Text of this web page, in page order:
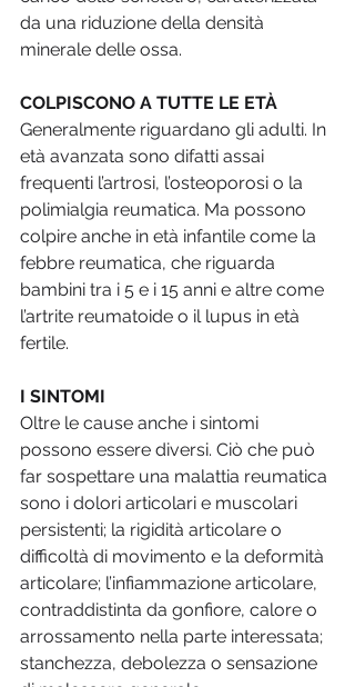
da una riduzione della densità
minerale delle ossa.
COLPISCONO A TUTTE LE ETÀ
Generalmente riguardano gli adulti. In
età avanzata sono difatti assai
frequenti l’artrosi, l’osteoporosi o la
polimialgia reumatica. Ma possono
colpire anche in età infantile come la
febbre reumatica, che riguarda
bambini tra i 5 e i 15 anni e altre come
l’artrite reumatoide o il lupus in età
fertile.
I SINTOMI
Oltre le cause anche i sintomi
possono essere diversi. Ciò che può
far sospettare una malattia reumatica
sono i dolori articolari e muscolari
persistenti; la rigidità articolare o
difficoltà di movimento e la deformità
articolare; l’infiammazione articolare,
contraddistinta da gonfiore, calore o
arrossamento nella parte interessata;
stanchezza, debolezza o sensazione